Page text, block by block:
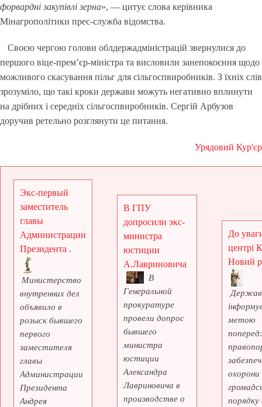
форвардні закупівлі зерна», — цитує слова керівника
Мінагрополітики прес-служба відомства.
Своєю чергою голови облдержадміністрацій звернулися до
першого віце-прем’єр-міністра та висловили занепокоєння щодо
можливого скасування пільг для сільгоспвиробників. З їхніх слів
зрозуміло, що такі кроки держави можуть негативно вплинути
на дрібних і середніх сільгоспвиробників. Сергій Арбузов
доручив ретельно розглянути це питання.
Урядовий Кур'єр
Экс-первый
заместитель
главы
Администрации
Президента .
Министерство
внутренних дел
объявило в
розыск бывшего
первого
заместителя
главы
Администрации
Президента
Андрея
В ГПУ
допросили экс-
министра
юстиции
А.Лавриновича
В
Генеральной
прокуратуре
провели допрос
бывшего
министра
юстиции
Александра
Лавриновича в
производстве о
До
центрі
Новий
метою
охорони
порядку